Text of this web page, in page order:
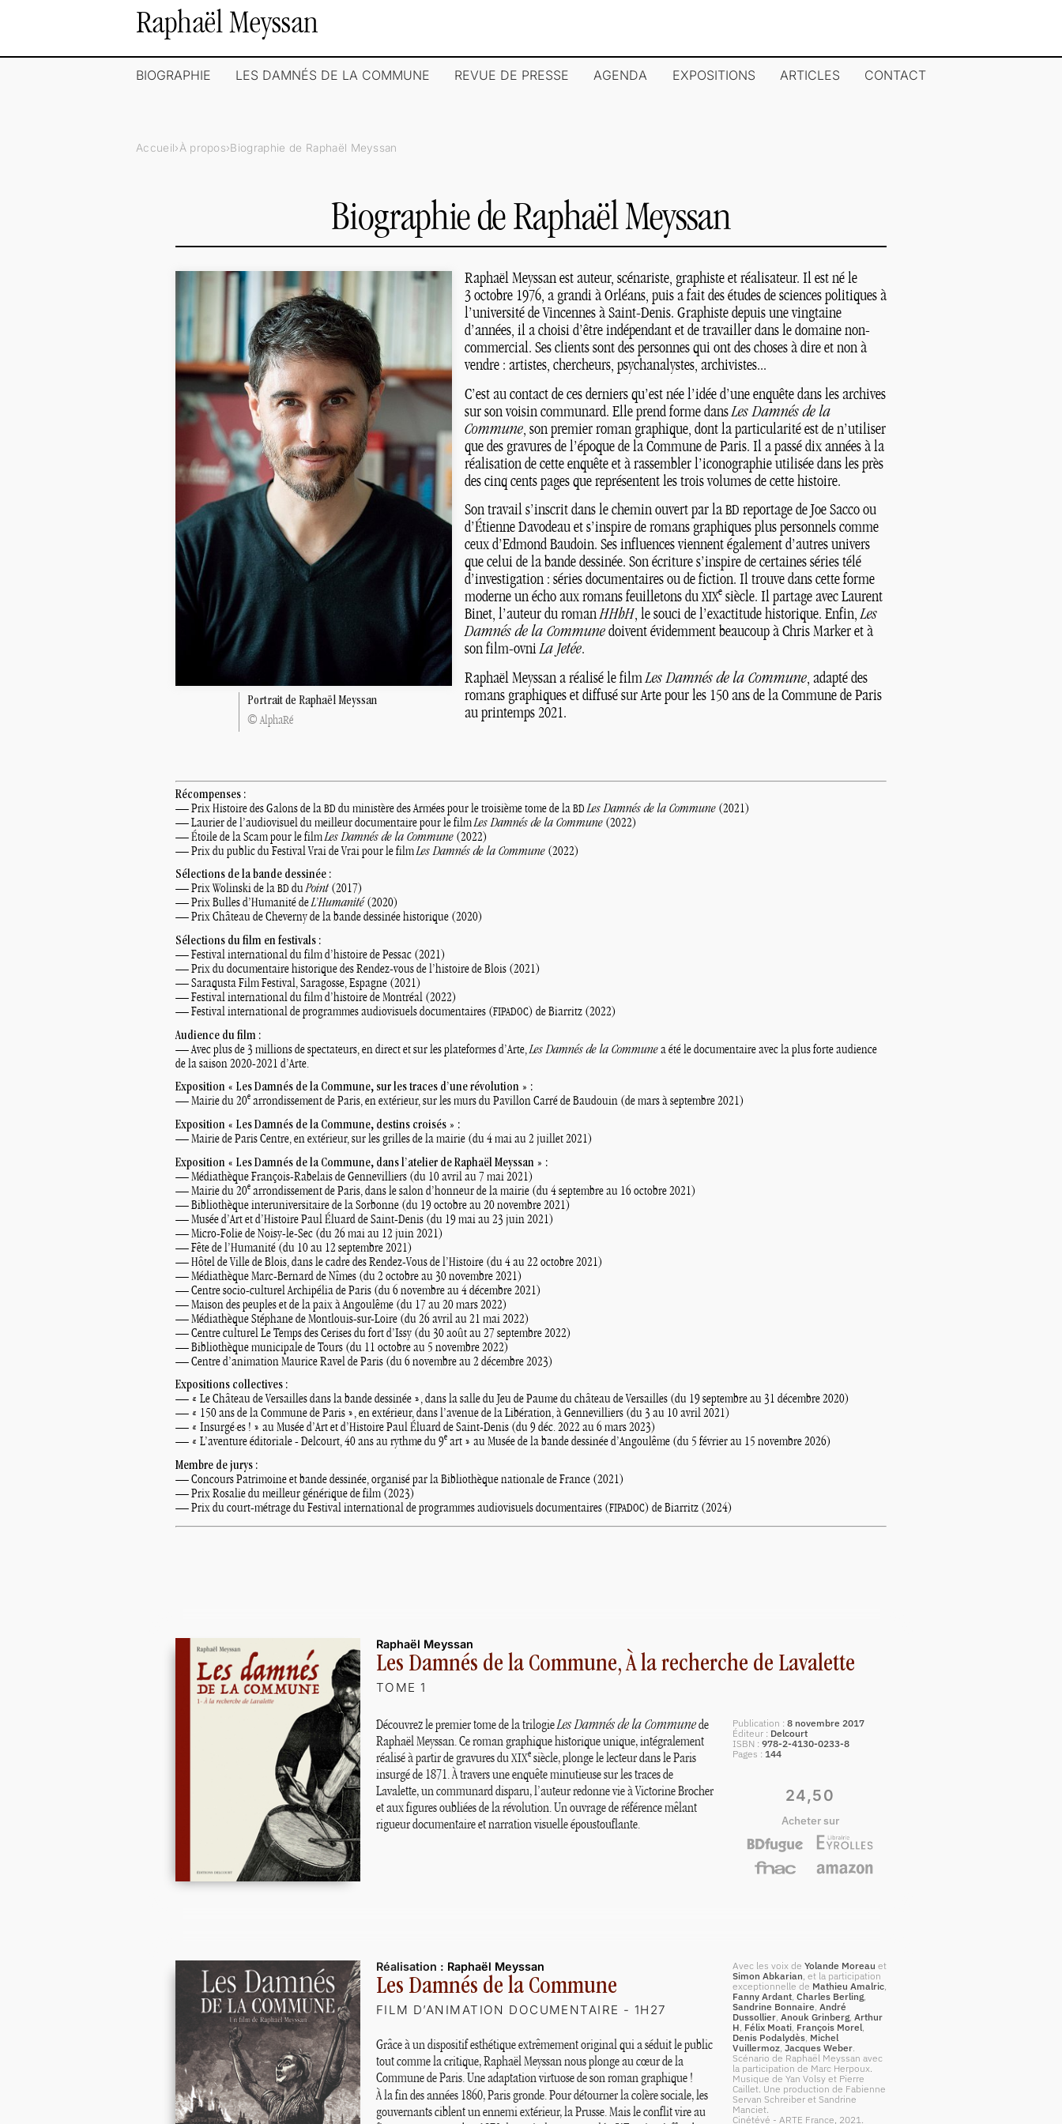
Raphaël Meyssan
BIOGRAPHIE LES DAMNÉS DE LA COMMUNE REVUE DE PRESSE AGENDA EXPOSITIONS ARTICLES CONTACT
Accueil À propos Biographie de Raphaël Meyssan
Biographie de Raphaël Meyssan
Portrait de Raphaël Meyssan
© AlphaRé
Raphaël Meyssan est auteur, scénariste, graphiste et réalisateur. Il est né le
3 octobre 1976, a grandi à Orléans, puis a fait des études de sciences politiques à
l’université de Vincennes à Saint-Denis. Graphiste depuis une vingtaine
d’années, il a choisi d’être indépendant et de travailler dans le domaine non-
commercial. Ses clients sont des personnes qui ont des choses à dire et non à
vendre : artistes, chercheurs, psychanalystes, archivistes...
C’est au contact de ces derniers qu’est née l’idée d’une enquête dans les archives
sur son voisin communard. Elle prend forme dansLes Damnés de la
Commune, son premier roman graphique, dont la particularité est de n’utiliser
que des gravures de l’époque de la Commune de Paris. Il a passé dix années à la
réalisation de cette enquête et à rassembler l’iconographie utilisée dans les près
des cinq cents pages que représentent les trois volumes de cette histoire.
Son travail s’inscrit dans le chemin ouvert par laBD reportage de Joe Sacco ou
d’Étienne Davodeau et s’inspire de romans graphiques plus personnels comme
ceux d’Edmond Baudoin. Ses influences viennent également d’autres univers
que celui de la bande dessinée. Son écriture s’inspire de certaines séries télé
d’investigation : séries documentaires ou de fiction. Il trouve dans cette forme
moderne un écho aux romans feuilletons du XIXe siècle. Il partage avec Laurent
Binet, l’auteur du romanHHhH, le souci de l’exactitude historique. Enfin,Les
Damnés de la Communedoivent évidemment beaucoup à Chris Marker et à
son film-ovniLa Jetée.
Raphaël Meyssan a réalisé le filmLes Damnés de la Commune, adapté des
romans graphiques et diffusé sur Arte pour les 150 ans de la Commune de Paris
au printemps 2021.
Récompenses :
— Prix Histoire des Galons de laBD du ministère des Armées pour le troisième tome de laBD Les Damnés de la Commune (2021)
— Laurier de l’audiovisuel du meilleur documentaire pour le filmLes Damnés de la Commune (2022)
— Étoile de la Scam pour le filmLes Damnés de la Commune (2022)
— Prix du public du Festival Vrai de Vrai pour le filmLes Damnés de la Commune (2022)
Sélections de la bande dessinée :
— Prix Wolinski de laBD duPoint (2017)
— Prix Bulles d’Humanité deL’Humanité (2020)
— Prix Château de Cheverny de la bande dessinée historique (2020)
Sélections du film en festivals :
— Festival international du film d’histoire de Pessac (2021)
— Prix du documentaire historique des Rendez-vous de l’histoire de Blois (2021)
— Saraqusta Film Festival, Saragosse, Espagne (2021)
— Festival international du film d’histoire de Montréal (2022)
— Festival international de programmes audiovisuels documentaires (FIPADOC) de Biarritz (2022)
Audience du film :
— Avec plus de 3 millions de spectateurs, en direct et sur les plateformes d’Arte,Les Damnés de la Communea été le documentaire avec la plus forte audience
de la saison 2020-2021 d’Arte.
Exposition « Les Damnés de la Commune, sur les traces d’une révolution » :
— Mairie du 20e arrondissement de Paris, en extérieur, sur les murs du Pavillon Carré de Baudouin (de mars à septembre 2021)
Exposition « Les Damnés de la Commune, destins croisés » :
— Mairie de Paris Centre, en extérieur, sur les grilles de la mairie (du 4 mai au 2 juillet 2021)
Exposition « Les Damnés de la Commune, dans l’atelier de Raphaël Meyssan » :
— Médiathèque François-Rabelais de Gennevilliers (du 10 avril au 7 mai 2021)
— Mairie du 20e arrondissement de Paris, dans le salon d’honneur de la mairie (du 4 septembre au 16 octobre 2021)
— Bibliothèque interuniversitaire de la Sorbonne (du 19 octobre au 20 novembre 2021)
— Musée d’Art et d’Histoire Paul Éluard de Saint-Denis (du 19 mai au 23 juin 2021)
— Micro-Folie de Noisy-le-Sec (du 26 mai au 12 juin 2021)
— Fête de l’Humanité (du 10 au 12 septembre 2021)
— Hôtel de Ville de Blois, dans le cadre des Rendez-Vous de l’Histoire (du 4 au 22 octobre 2021)
— Médiathèque Marc-Bernard de Nîmes (du 2 octobre au 30 novembre 2021)
— Centre socio-culturel Archipélia de Paris (du 6 novembre au 4 décembre 2021)
— Maison des peuples et de la paix à Angoulême (du 17 au 20 mars 2022)
— Médiathèque Stéphane de Montlouis-sur-Loire (du 26 avril au 21 mai 2022)
— Centre culturel Le Temps des Cerises du fort d’Issy (du 30 août au 27 septembre 2022)
— Bibliothèque municipale de Tours (du 11 octobre au 5 novembre 2022)
— Centre d’animation Maurice Ravel de Paris (du 6 novembre au 2 décembre 2023)
Expositions collectives :
— « Le Château de Versailles dans la bande dessinée », dans la salle du Jeu de Paume du château de Versailles (du 19 septembre au 31 décembre 2020)
— « 150 ans de la Commune de Paris », en extérieur, dans l’avenue de la Libération, à Gennevilliers (du 3 au 10 avril 2021)
— « Insurgé·es ! » au Musée d’Art et d’Histoire Paul Éluard de Saint-Denis (du 9 déc. 2022 au 6 mars 2023)
— « L’aventure éditoriale - Delcourt, 40 ans au rythme du 9e art » au Musée de la bande dessinée d’Angoulême (du 5 février au 15 novembre 2026)
Membre de jurys :
— Concours Patrimoine et bande dessinée, organisé par la Bibliothèque nationale de France (2021)
— Prix Rosalie du meilleur générique de film (2023)
— Prix du court-métrage du Festival international de programmes audiovisuels documentaires (FIPADOC) de Biarritz (2024)
Raphaël Meyssan
Les Damnés de la Commune, À la recherche de Lavalette
TOME 1
Découvrez le premier tome de la trilogieLes Damnés de la Communede
Raphaël Meyssan. Ce roman graphique historique unique, intégralement
réalisé à partir de gravures duXIXesiècle, plonge le lecteur dans le Paris
insurgé de 1871. À travers une enquête minutieuse sur les traces de
Lavalette, un communard disparu, l’auteur redonne vie à Victorine Brocher
et aux figures oubliées de la révolution. Un ouvrage de référence mêlant
rigueur documentaire et narration visuelle époustouflante.
Publication
8 novembre 2017
Éditeur
Delcourt
ISBN
978-2-4130-0233-8
Pages
144
24,50
Acheter sur
Réalisation : Raphaël Meyssan
Les Damnés de la Commune
FILM D’ANIMATION DOCUMENTAIRE - 1H27
Grâce à un dispositif esthétique extrêmement original qui a séduit le public
tout comme la critique, Raphaël Meyssan nous plonge au cœur de la
Commune de Paris. Une adaptation virtuose de son roman graphique !
À la fin des années 1860, Paris gronde. Pour détourner la colère sociale, les
gouvernants ciblent un ennemi extérieur, la Prusse. Mais le conflit vire au
Avec les voix de Yolande Moreau et
Simon Abkarian, et la participation
exceptionnelle de Mathieu Amalric,
Fanny Ardant, Charles Berling,
Sandrine Bonnaire, André
Dussollier, Anouk Grinberg, Arthur
H, Félix Moati, François Morel,
Denis Podalydès, Michel
Vuillermoz, Jacques Weber.
Scénario de Raphaël Meyssan avec
la participation de Marc Herpoux.
Musique de Yan Volsy et Pierre
Caillet. Une production de Fabienne
Servan Schreiber et Sandrine
Manciet.
Cinétévé - ARTE France, 2021.